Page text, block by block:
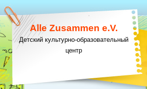
Alle Zusammen e.V.
Детский культурно-образовательный
центр